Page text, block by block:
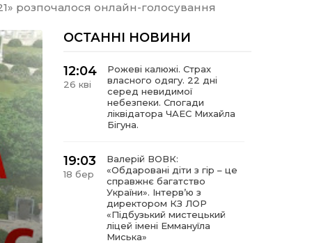
розпочалося онлайн-голосування
ОСТАННІ НОВИНИ
12:04
26 кві
Рожеві калюжі. Страх
власного одягу. 22 дні
серед невидимої
небезпеки. Спогади
ліквідатора ЧАЕС Михайла
Бігуна.
19:03
18 бер
Валерій ВОВК:
«Обдаровані діти з гір – це
справжнє багатство
України». Інтервʼю з
директором КЗ ЛОР
«Підбузький мистецький
ліцей імені Еммануїла
Миська»